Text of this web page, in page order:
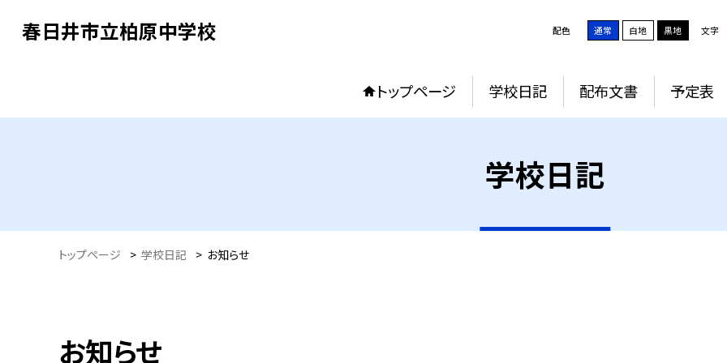
春日井市立柏原中学校 配色 通常 白地 黒地 文字
トップページ 学校日記 配布文書 予定表
学校日記
トップページ > 学校日記 > お知らせ
お知らせ